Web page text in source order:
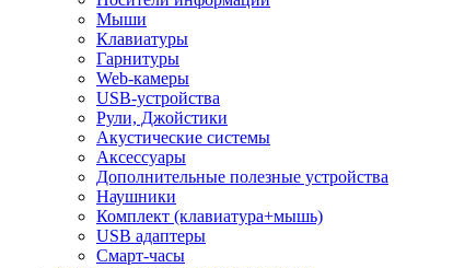
Мыши
Клавиатуры
Гарнитуры
Web-камеры
USB-устройства
Рули, Джойстики
Акустические системы
Аксессуары
Дополнительные полезные устройства
Наушники
Комплект (клавиатура+мышь)
USB адаптеры
Смарт-часы